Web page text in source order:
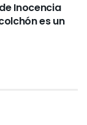
Inocencia
es un